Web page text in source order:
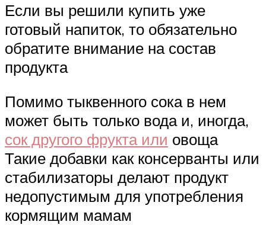
Если вы решили купить уже
готовый напиток, то обязательно
обратите внимание на состав
продукта
Помимо тыквенного сока в нем
может быть только вода и, иногда,
сок другого фрукта или овоща
Такие добавки как консерванты или
стабилизаторы делают продукт
недопустимым для употребления
кормящим мамам